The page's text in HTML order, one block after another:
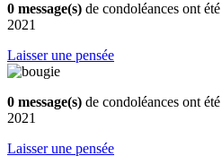
0 message(s) de condoléances ont
2021
Laisser une pensée
0 message(s) de condoléances ont
2021
Laisser une pensée